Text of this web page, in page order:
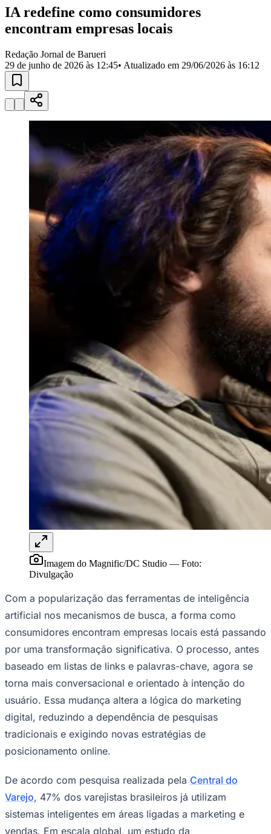
Selecione sua regiãoPara notícias da sua região
JubranBelvalBethavilleBoa
VistaCalifórnia CarapicuíbaCentroChácaras MarcoCidades da
Região
Militar
Califórnia Jardim dos Altos
Esperança Jardim Graziela
Jardim Reginalice Jardim São
Jardim São Pedro Jardim São SilvestreJardim SilveiraJardim
Jardim Tupanci MutingaNova AldeinhaOsascoParque dos
Camargos Parque ImperialParque Santa Luzia Parque VianaPirapora
do Bom Jesus Recanto PhrynéaSantana de
SilveiraTamboré Vale do SolVila BarrosVila Boa Vista Vila
Vila Engenho Novo Vila MárciaVila Nossa Sra. da
Vila Porto Votupoca
Para Sua Empresa
Anuncie no Portal
Guia de Empresas
Publicidade Legal
Negócios Regionais
Santana de ParnaíbaOsascoCarapicuíba
Pirapora
do Bom JesusAraçariguama CajamarCaieiras
Franco da
RochaFrancisco Morato Taboão da SerraEmbu das Artes
São Roque
Para Sua Empresa
Anuncie Regional
Guia de Empresas
Vagas na Região
Selo Verificado
Portal Educacional
Agenda de Vestibulares
Vagas de Emprego
Concursos
Panorama Econômico
Panorama Econômico
Verificar EmpresaNovo
Anunciar VagasNovo
NBA
NFL
Fórmula 1
UFC
Tênis (ATP)
MLB
Atletismo
Vôlei
Competições de Futebol
Brasileirão Série A
Brasileirão Série B
IA redefine como consumidores
encontram empresas locais
Redação Jornal de Barueri
29 de junho de 2026 às 12:45• Atualizado em 29/06/2026 às 16:12
Imagem do Magnific/DC Studio — Foto:
Divulgação
Com a popularização das ferramentas de inteligência
artificial nos mecanismos de busca, a forma como
consumidores encontram empresas locais está passando
por uma transformação significativa. O processo, antes
baseado em listas de links e palavras-chave, agora se
torna mais conversacional e orientado à intenção do
usuário. Essa mudança altera a lógica do marketing
digital, reduzindo a dependência de pesquisas
tradicionais e exigindo novas estratégias de
posicionamento online.
De acordo com pesquisa realizada pela Central do
Varejo, 47% dos varejistas brasileiros já utilizam
sistemas inteligentes em áreas ligadas a marketing e
vendas. Em escala global, um estudo da